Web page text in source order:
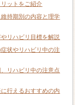
ットをご紹介
持期別の内容と理学
リハビリ目標を解説
状やリハビリ中の注
リハビリ中の注意点
行えるおすすめの内